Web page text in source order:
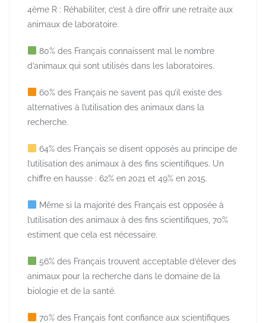
4ème R : Réhabiliter, c’est à dire offrir une retraite aux
animaux de laboratoire.
80% des Français connaissent mal le nombre
d’animaux qui sont utilisés dans les laboratoires.
60% des Français ne savent pas qu’il existe des
alternatives à l’utilisation des animaux dans la
recherche.
64% des Français se disent opposés au principe de
l’utilisation des animaux à des fins scientifiques. Un
chiffre en hausse : 62% en 2021 et 49% en 2015.
Même si la majorité des Français est opposée à
l’utilisation des animaux à des fins scientifiques, 70%
estiment que cela est nécessaire.
56% des Français trouvent acceptable d’élever des
animaux pour la recherche dans le domaine de la
biologie et de la santé.
70% des Français font confiance aux scientifiques